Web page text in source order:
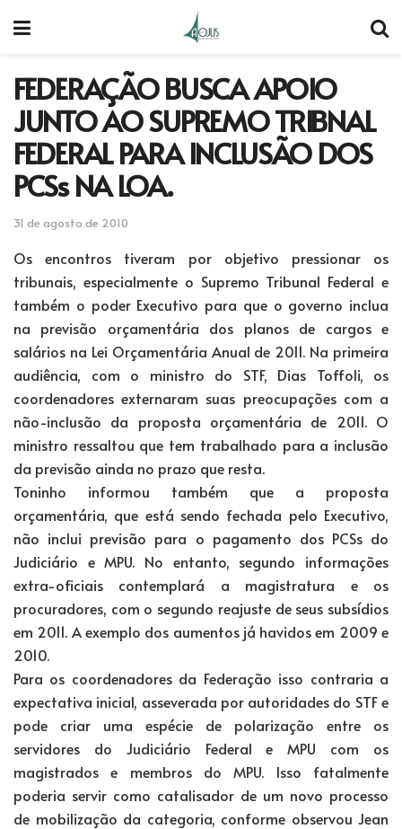
FEDERAÇÃO BUSCA APOIO
JUNTO AO SUPREMO TRIBNAL
FEDERAL PARA INCLUSÃO DOS
PCSs NA LOA.
31 de agosto de 2010
Os encontros tiveram por objetivo pressionar os
tribunais, especialmente o Supremo Tribunal Federal e
também o poder Executivo para que o governo inclua
na previsão orçamentária dos planos de cargos e
salários na Lei Orçamentária Anual de 2011. Na primeira
audiência, com o ministro do STF, Dias Toffoli, os
coordenadores externaram suas preocupações com a
não-inclusão da proposta orçamentária de 2011. O
ministro ressaltou que tem trabalhado para a inclusão
da previsão ainda no prazo que resta.
Toninho informou também que a proposta
orçamentária, que está sendo fechada pelo Executivo,
não inclui previsão para o pagamento dos PCSs do
Judiciário e MPU. No entanto, segundo informações
extra-oficiais contemplará a magistratura e os
procuradores, com o segundo reajuste de seus subsídios
em 2011. A exemplo dos aumentos já havidos em 2009 e
2010.
Para os coordenadores da Federação isso contraria a
expectativa inicial, asseverada por autoridades do STF e
pode criar uma espécie de polarização entre os
servidores do Judiciário Federal e MPU com os
magistrados e membros do MPU. Isso fatalmente
poderia servir como catalisador de um novo processo
de mobilização da categoria, conforme observou Jean